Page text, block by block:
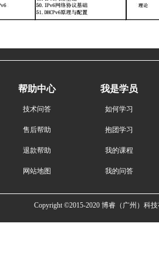
帮助中心
技术问答
售后帮助
退款帮助
网站地图
我是学员
如何学习
抱团学习
我的课程
我的问答
Copyright ©2015-2020 博睿（广州）科